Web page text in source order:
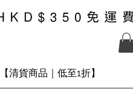
【清貨商品｜低至1折】